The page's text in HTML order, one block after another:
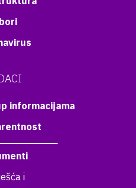
informacijama
i